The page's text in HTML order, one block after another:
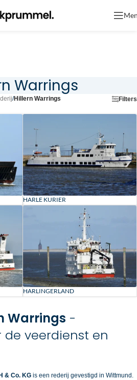
Warrings
/Hillern Warrings Filters
HARLE KURIER
HARLINGERLAND
Warrings -
veerdienst en
& Co. KG is een rederij gevestigd in Wittmund.